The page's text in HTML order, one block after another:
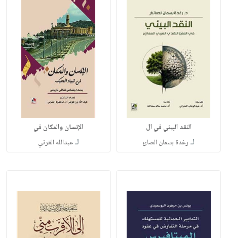
النقد البيئي في ال
لـ رغدة بسمان الصائ
الإنسان والمكان في
لـعبدالله القرني